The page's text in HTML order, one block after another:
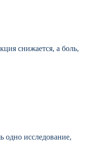
снижается, а боль,
одно исследование,